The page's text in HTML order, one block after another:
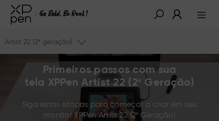
Artist 22 (2ª geração)
Primeiros passos com sua
tela XPPen Artist 22 (2ª Geração)
Siga estas etapas para começar a criar em seu
monitor XPPen Artist 22 (2ª Geração)